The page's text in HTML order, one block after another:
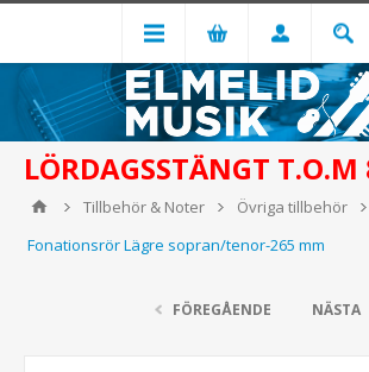
LÖRDAGSSTÄNGT
Tillbehör & Noter Övriga tillbehör
Fonationsrör Lägre sopran/tenor-265 mm
FÖREGÅENDE NÄSTA